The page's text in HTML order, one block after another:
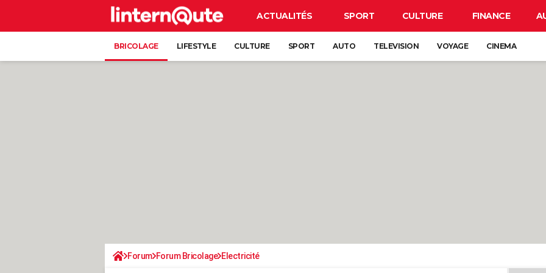
ACTUALITÉS SPORT CULTURE FINANCE
BRICOLAGE LIFESTYLE CULTURE SPORT AUTO TELEVISION VOYAGE CINEMA
Forum Forum Bricolage Electricité